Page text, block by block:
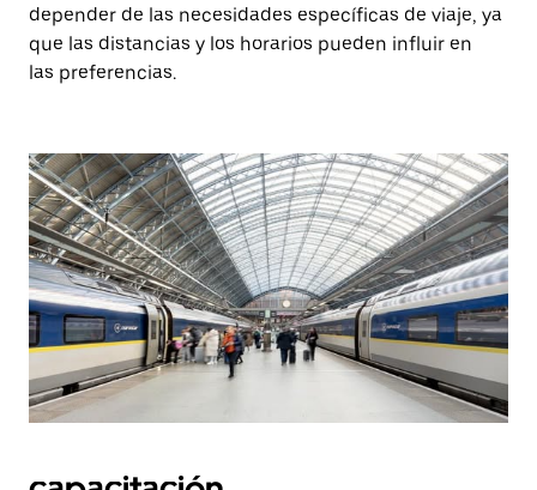
depender de las necesidades específicas de viaje, ya
que las distancias y los horarios pueden influir en
las preferencias.